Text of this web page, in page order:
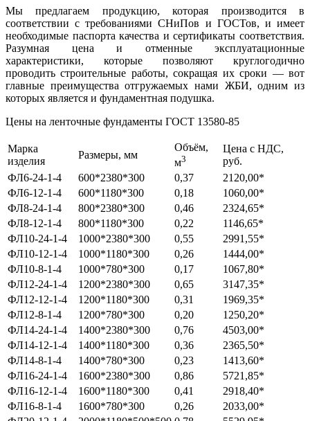
Мы предлагаем продукцию, которая производится в
соответствии с требованиями СНиПов и ГОСТов, и имеет
необходимые паспорта качества и сертификаты соответствия.
Разумная цена и отменные эксплуатационные
характеристики, которые позволяют круглогодично
проводить строительные работы, сокращая их сроки — вот
главные преимущества отгружаемых нами ЖБИ, одним из
которых является и фундаментная подушка.
Цены на ленточные фундаменты ГОСТ 13580-85
Марка
изделия
Размеры, мм
Объём,
м3
Цена с НДС,
руб.
ФЛ6-24-1-4
600*2380*300 0,37
2120,00*
ФЛ6-12-1-4
600*1180*300 0,18
1060,00*
ФЛ8-24-1-4
800*2380*300 0,46
2324,65*
ФЛ8-12-1-4
800*1180*300 0,22
1146,65*
ФЛ10-24-1-4
1000*2380*300 0,55
2991,55*
ФЛ10-12-1-4
1000*1180*300 0,26
1444,00*
ФЛ10-8-1-4
1000*780*300 0,17
1067,80*
ФЛ12-24-1-4
1200*2380*300 0,65
3147,35*
ФЛ12-12-1-4
1200*1180*300 0,31
1969,35*
ФЛ12-8-1-4
1200*780*300 0,20
1250,20*
ФЛ14-24-1-4
1400*2380*300 0,76
4503,00*
ФЛ14-12-1-4
1400*1180*300 0,36
2365,50*
ФЛ14-8-1-4
1400*780*300 0,23
1413,60*
ФЛ16-24-1-4
1600*2380*300 0,86
5721,85*
ФЛ16-12-1-4
1600*1180*300 0,41
2918,40*
ФЛ16-8-1-4
1600*780*300 0,26
2033,00*